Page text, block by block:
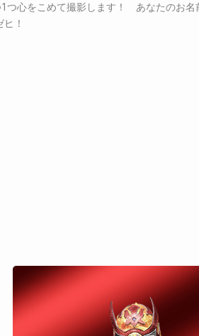
つ心をこめて撮影します！ あなたのお名
！